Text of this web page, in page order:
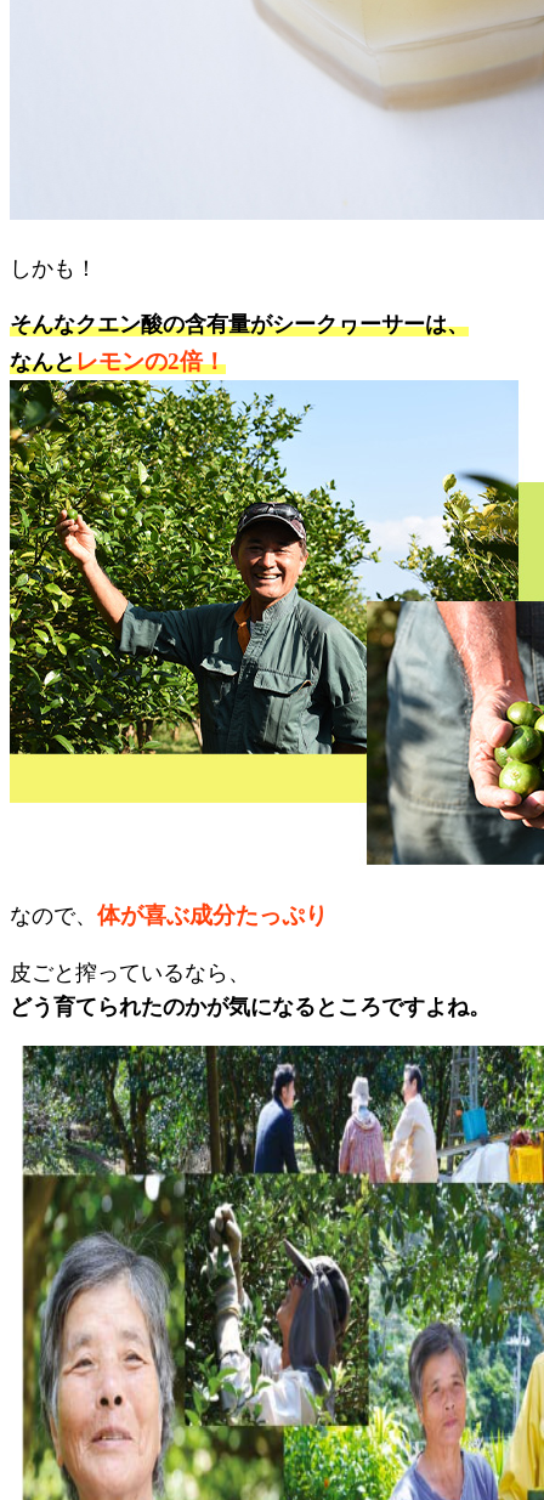
しかも！
そんなクエン酸の含有量がシークヮーサーは、
なんとレモンの2倍！
なので、 体が喜ぶ成分たっぷり
皮ごと搾っているなら、
どう育てられたのかが気になるところですよね。